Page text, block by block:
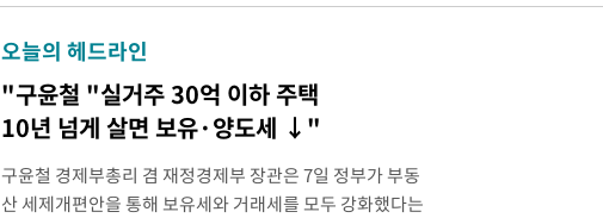
오늘의 헤드라인
"구윤철 "실거주 30억 이하 주택
10년 넘게 살면 보유·양도세 ↓"
구윤철 경제부총리 겸 재정경제부 장관은 7일 정부가 부동
산 세제개편안을 통해 보유세와 거래세를 모두 강화했다는